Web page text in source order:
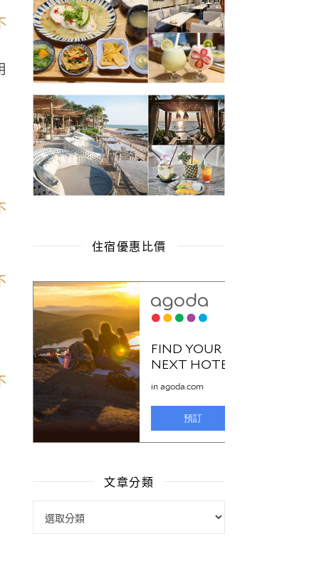
住宿優惠比價
文章分類